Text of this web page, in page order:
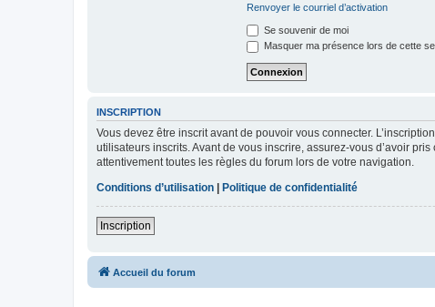
Renvoyer le courriel d’activation
Se souvenir de moi
Masquer ma présence lors de cette
INSCRIPTION
Vous devez être inscrit avant de pouvoir vous connecter.
utilisateurs inscrits. Avant de vous inscrire, assurez-vous d’avoir
attentivement toutes les règles du forum lors de votre navigation.
Conditions d’utilisation
Politique de confidentialité
Inscription
Accueil du forum